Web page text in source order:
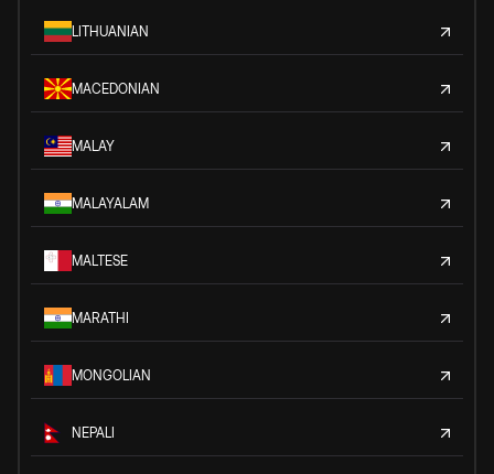
LITHUANIAN
MACEDONIAN
MALAY
MALAYALAM
MALTESE
MARATHI
MONGOLIAN
NEPALI